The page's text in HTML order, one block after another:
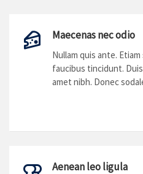
Maecenas nec odio
Nullam quis ante.
faucibus tincidunt.
amet nibh. Donec
Aenean leo ligula